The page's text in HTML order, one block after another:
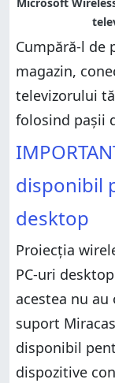
Cumpără-l de
magazin,
televizorului
folosind pașii
disponibil
desktop
Proiecția
PC-uri
acestea nu au
suport
disponibil
dispozitive